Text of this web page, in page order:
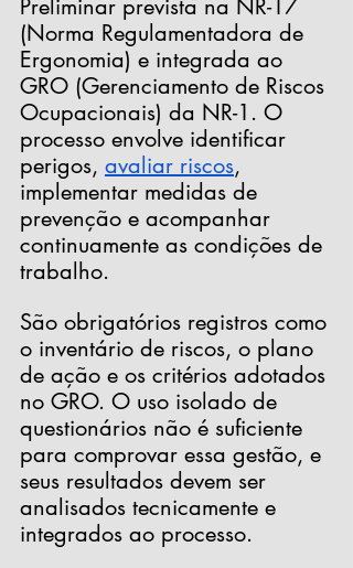
Preliminar prevista na NR-17
(Norma Regulamentadora de
Ergonomia) e integrada ao
GRO (Gerenciamento de Riscos
Ocupacionais) da NR-1. O
processo envolve identificar
perigos, avaliar riscos,
implementar medidas de
prevenção e acompanhar
continuamente as condições de
trabalho.
São obrigatórios registros como
o inventário de riscos, o plano
de ação e os critérios adotados
no GRO. O uso isolado de
questionários não é suficiente
para comprovar essa gestão, e
seus resultados devem ser
analisados tecnicamente e
integrados ao processo.